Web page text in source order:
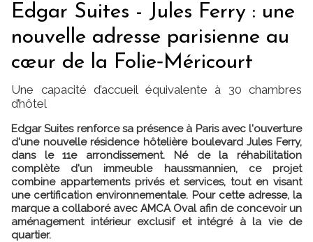
Edgar Suites - Jules Ferry : une
nouvelle adresse parisienne au
cœur de la Folie‑Méricourt
Une capacité d’accueil équivalente à 30 chambres
d’hôtel
Edgar Suites renforce sa présence à Paris avec l'ouverture
d'une nouvelle résidence hôtelière boulevard Jules Ferry,
dans le 11e arrondissement. Né de la réhabilitation
complète d'un immeuble haussmannien, ce projet
combine appartements privés et services, tout en visant
une certification environnementale. Pour cette adresse, la
marque a collaboré avec AMCA Oval afin de concevoir un
aménagement intérieur exclusif et intégré à la vie de
quartier.